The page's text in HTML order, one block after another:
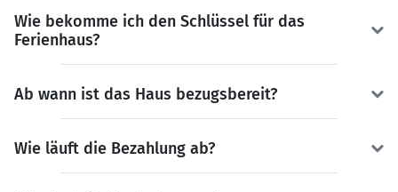
Wie bekomme ich den Schlüssel für das
Ferienhaus?
Ab wann ist das Haus bezugsbereit?
Wie läuft die Bezahlung ab?